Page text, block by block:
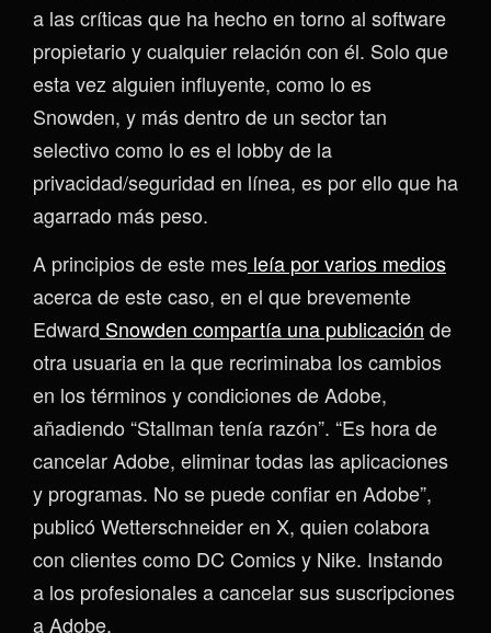
a las críticas que ha hecho en torno al software
propietario y cualquier relación con él. Solo que
esta vez alguien influyente, como lo es
Snowden, y más dentro de un sector tan
selectivo como lo es el lobby de la
privacidad/seguridad en línea, es por ello que ha
agarrado más peso.
A principios de este mes leía por varios medios
acerca de este caso, en el que brevemente
Edward Snowden compartía una publicación de
otra usuaria en la que recriminaba los cambios
en los términos y condiciones de Adobe,
añadiendo “Stallman tenía razón”. “Es hora de
cancelar Adobe, eliminar todas las aplicaciones
y programas. No se puede confiar en Adobe”,
publicó Wetterschneider en X, quien colabora
con clientes como DC Comics y Nike. Instando
a los profesionales a cancelar sus suscripciones
a Adobe.